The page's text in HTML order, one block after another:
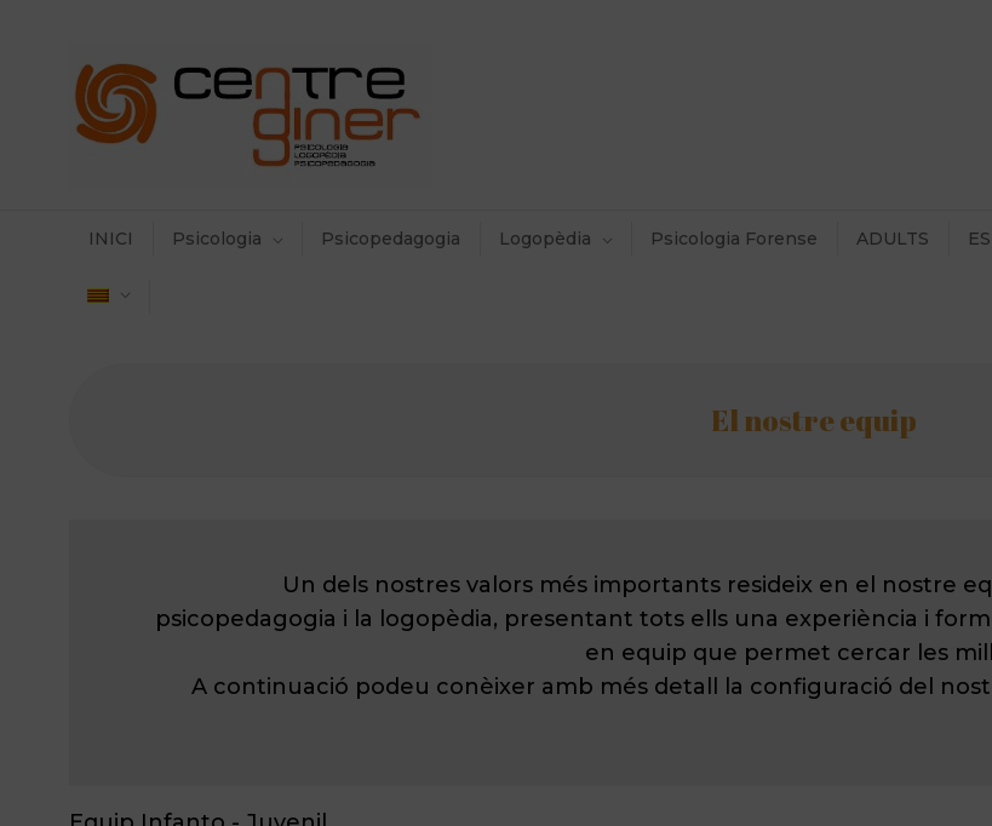
INICI Psicologia Psicopedagogia Logopèdia Psicologia Forense ADULTS
El nostre equip
Un dels nostres valors més importants resideix en el nostre
psicopedagogia i la logopèdia, presentant tots ells una experiència i
en equip que permet cercar les
A continuació podeu conèixer amb més detall la configuració del